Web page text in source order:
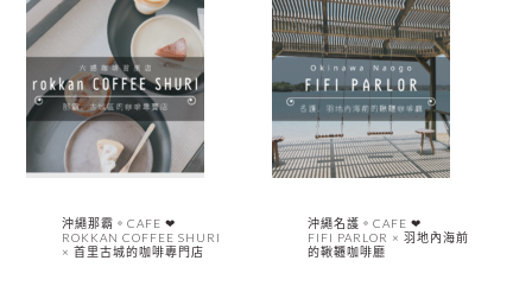
沖繩那霸。CAFE ❤︎
ROKKAN COFFEE SHURI
× 首里古城的咖啡專門店
沖繩名護。CAFE ❤︎
FIFI PARLOR × 羽地內海前
的鞦韆咖啡廳